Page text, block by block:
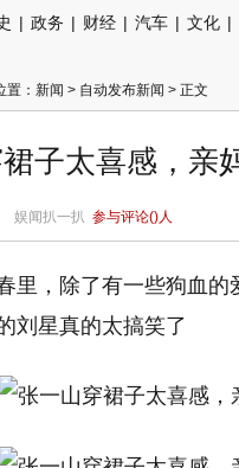
| 政务 | 财经 | 汽车 | 文化 |
置： 新闻 > 自动发布新闻 > 正文
子太喜感，亲
娱闻扒一扒 参与评论()人
里，除了有一些狗血
刘星真的太搞笑了